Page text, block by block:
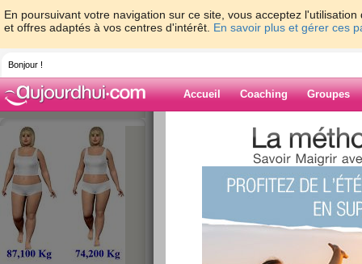
En poursuivant votre navigation sur ce site, vous acceptez
et offres adaptés à vos centres d'intérêt. En savoir plus et gérer ces
Bonjour !
Accueil Coaching Groupes
> > bonjour
Blog de ninou1
bonjour lundi